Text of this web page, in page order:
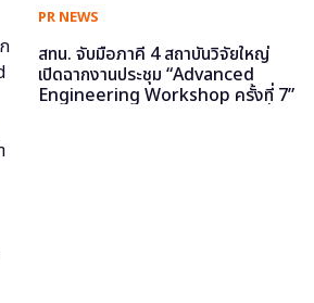
PR NEWS
สทน. จับมือภาคี 4 สถาบันวิจัยใหญ่
เปิดฉากงานประชุม “Advanced
Engineering Workshop ครั้งที่ 7”